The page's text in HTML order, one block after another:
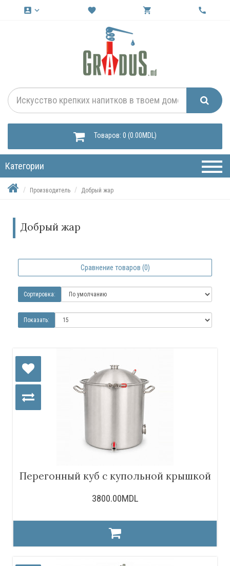
account_box keyboard_arrow_down favorite shopping_cart call
Товаров: 0 (0.00MDL)
Категории
Производитель Добрый жар
Добрый жар
Сравнение товаров (0)
Сортировка:
Показать:
Перегонный куб с купольной крышкой
3800.00MDL